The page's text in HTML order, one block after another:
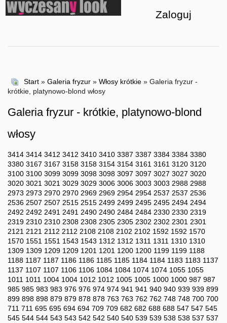
Start» Galeria fryzur» Włosy krótkie» Galeria fryzur -
krótkie, platynowo-blond włosy
Galeria fryzur - krótkie, platynowo-blond
włosy
3414 3414 3412 3412 3410 3410 3387 3387 3384 3384 3380
3380 3167 3167 3158 3158 3154 3154 3161 3161 3120 3120
3100 3100 3099 3099 3098 3098 3097 3097 3027 3027 3020
3020 3021 3021 3029 3029 3006 3006 3003 3003 2988 2988
2973 2973 2970 2970 2969 2969 2954 2954 2537 2537 2536
2536 2507 2507 2515 2515 2499 2499 2495 2495 2494 2494
2492 2492 2491 2491 2490 2490 2484 2484 2330 2330 2319
2319 2310 2310 2308 2308 2305 2305 2302 2302 2301 2301
2121 2121 2112 2112 2108 2108 2102 2102 1592 1592 1570
1570 1551 1551 1543 1543 1312 1312 1311 1311 1310 1310
1309 1309 1209 1209 1201 1201 1200 1200 1199 1199 1188
1188 1187 1187 1186 1186 1185 1185 1184 1184 1183 1183 1137
1137 1107 1107 1106 1106 1084 1084 1074 1074 1055 1055
1011 1011 1004 1004 1012 1012 1005 1005 1000 1000 987 987
985 985 983 983 976 976 974 974 941 941 940 940 939 939 899
899 898 898 879 879 878 878 763 763 762 762 748 748 700 700
711 711 695 695 694 694 709 709 682 682 688 688 547 547 545
545 544 544 543 543 542 542 540 540 539 539 538 538 537 537
Zaloguj